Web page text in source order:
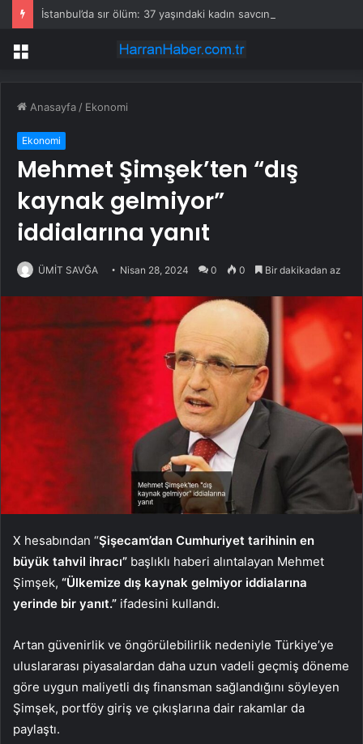
Menü
Anasayfa / Ekonomi
Ekonomi
Mehmet Şimşek’ten “dış
kaynak gelmiyor”
iddialarına yanıt
ÜMİT SAVĞA Nisan 28, 2024 0 0 Bir dakikadan az
X hesabından “Şişecam’dan Cumhuriyet tarihinin en
büyük tahvil ihracı” başlıklı haberi alıntalayan Mehmet
Şimşek, “Ülkemize dış kaynak gelmiyor iddialarına
yerinde bir yanıt.” ifadesini kullandı.
Artan güvenirlik ve öngörülebilirlik nedeniyle Türkiye’ye
uluslararası piyasalardan daha uzun vadeli geçmiş döneme
göre uygun maliyetli dış finansman sağlandığını söyleyen
Şimşek, portföy giriş ve çıkışlarına dair rakamlar da
paylaştı.